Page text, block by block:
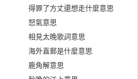
得罪了方丈還想走什麼意思
怒氣意思
相見太晚歌詞意思
海外直郵是什麼意思
鹿角解意思